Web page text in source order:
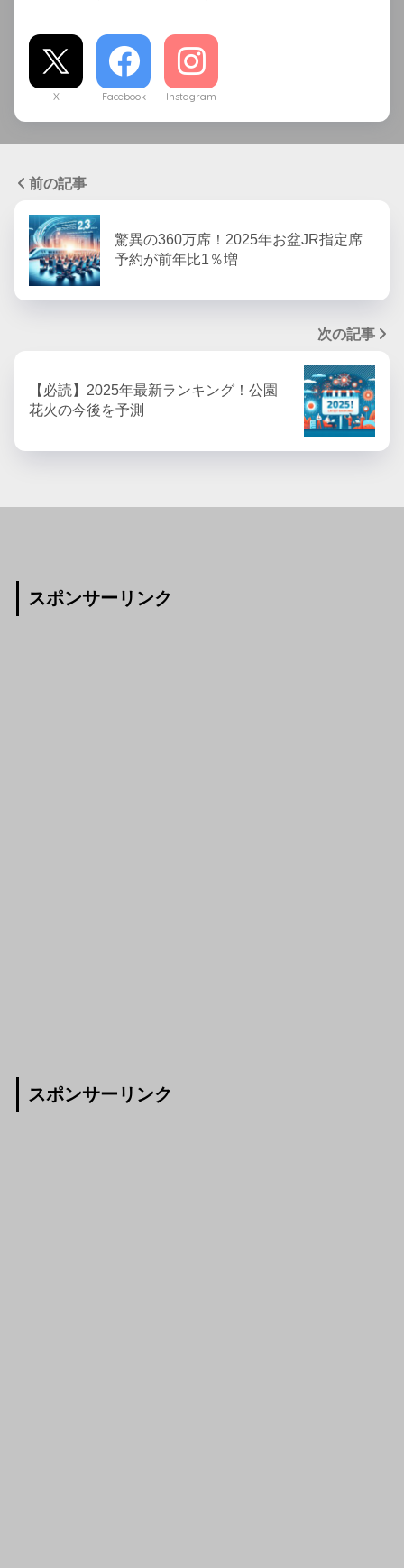
X Facebook Instagram
前の記事
驚異の360万席！2025年お盆JR指定席
予約が前年比1％増
次の記事
【必読】2025年最新ランキング！公園
花火の今後を予測
スポンサーリンク
スポンサーリンク